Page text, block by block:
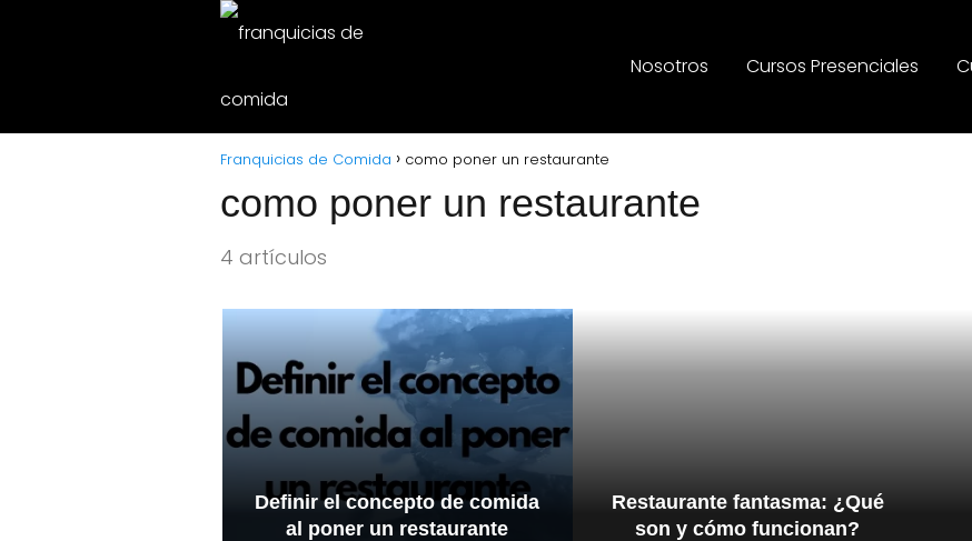
Nosotros Cursos Presenciales
Franquicias de Comida como poner un restaurante
como poner un restaurante
4 artículos
Definir el concepto de comida
al poner un restaurante
Restaurante fantasma: ¿Qué
son y cómo funcionan?